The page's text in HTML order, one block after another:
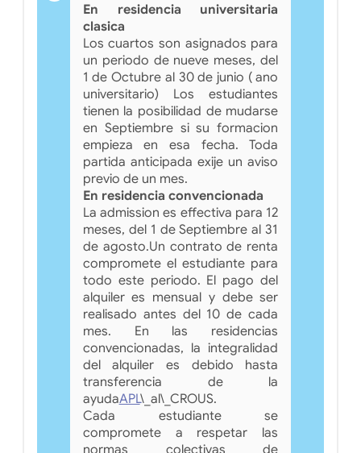
En residencia universitaria
clasica
Los cuartos son asignados para
un periodo de nueve meses, del
1 de Octubre al 30 de junio ( ano
universitario) Los estudiantes
tienen la posibilidad de mudarse
en Septiembre si su formacion
empieza en esa fecha. Toda
partida anticipada exije un aviso
previo de un mes.
En residencia convencionada
La admission es effectiva para 12
meses, del 1 de Septiembre al 31
de agosto.Un contrato de renta
compromete el estudiante para
todo este periodo. El pago del
alquiler es mensual y debe ser
realisado antes del 10 de cada
mes. En las residencias
convencionadas, la integralidad
del alquiler es debido hasta
transferencia de la
ayudaAPL\_al\_CROUS.
Cada estudiante se
compromete a respetar las
normas colectivas de